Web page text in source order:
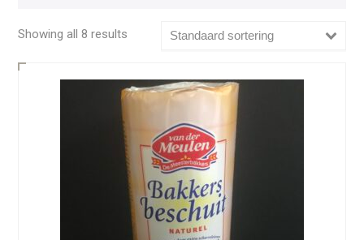
Showing all 8 results Standaard sortering